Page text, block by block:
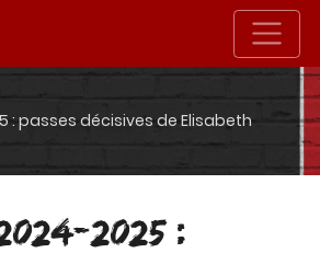
: passes décisives de Elisabeth
2025 :